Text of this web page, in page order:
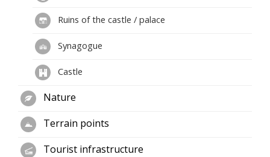
Ruins of the castle / palace
Synagogue
Castle
Nature
Terrain points
Tourist infrastructure